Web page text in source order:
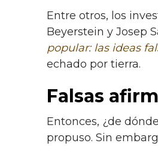
Entre otros, los
Beyerstein y Josep
popular: las ideas
echado por tierra.
Falsas
Entonces, ¿de
propuso. Sin